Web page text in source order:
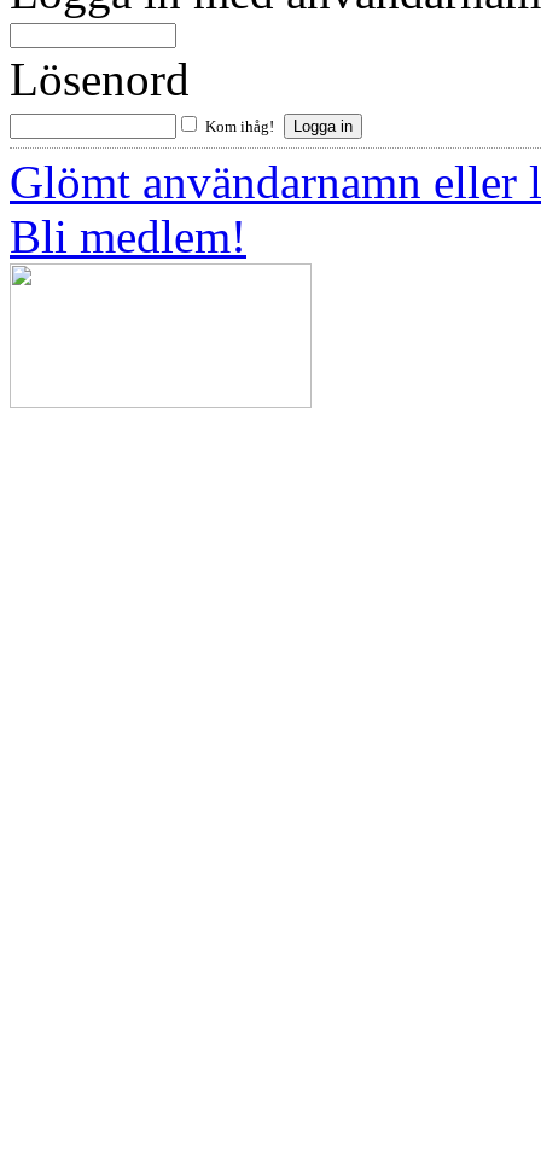
Lösenord
Kom ihåg!
Glömt användarnamn eller
Bli medlem!